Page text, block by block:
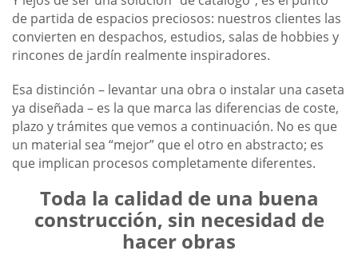
de partida de espacios preciosos: nuestros clientes las
convierten en despachos, estudios, salas de hobbies y
rincones de jardín realmente inspiradores.
Esa distinción – levantar una obra o instalar una caseta
ya diseñada – es la que marca las diferencias de coste,
plazo y trámites que vemos a continuación. No es que
un material sea “mejor” que el otro en abstracto; es
que implican procesos completamente diferentes.
Toda la calidad de una buena
construcción, sin necesidad de
hacer obras